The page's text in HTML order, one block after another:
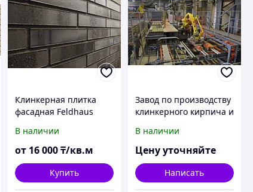
Клинкерная плитка
фасадная Feldhaus
В наличии
от 16 000 ₸/кв.м
Купить
Завод по производству
клинкерного кирпича и
В наличии
Цену уточняйте
Написать